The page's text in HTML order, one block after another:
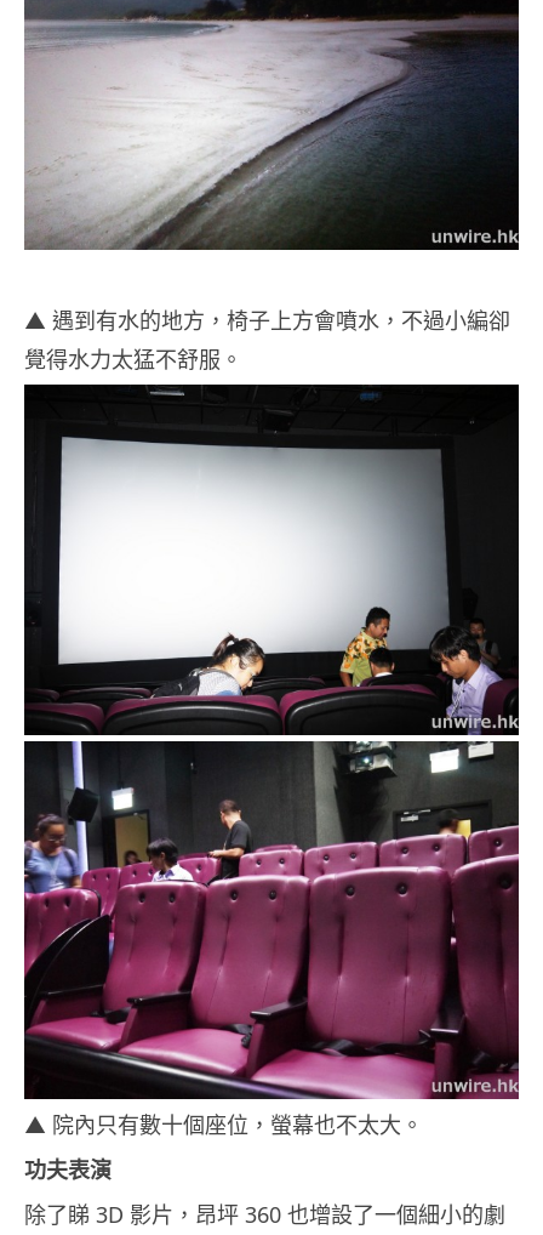
▲ 遇到有水的地方，椅子上方會噴水，不過小編卻
覺得水力太猛不舒服。
▲ 院內只有數十個座位，螢幕也不太大。
功夫表演
除了睇 3D 影片，昂坪 360 也增設了一個細小的劇